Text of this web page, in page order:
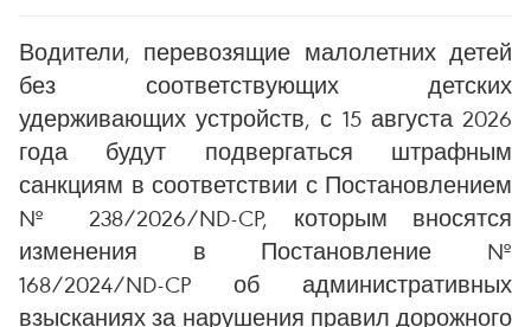
Водители, перевозящие малолетних детей
без соответствующих детских
удерживающих устройств, с 15 августа 2026
года будут подвергаться штрафным
санкциям в соответствии с Постановлением
№ 238/2026/ND-CP, которым вносятся
изменения в Постановление №
168/2024/ND-CP об административных
взысканиях за нарушения правил дорожного